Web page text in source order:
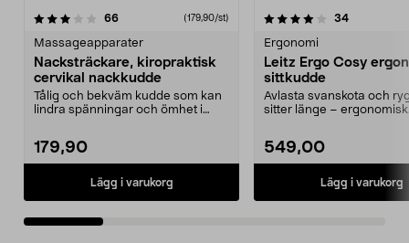
66recensioner (179,90/st)
Massageapparater
Nacksträckare, kiropraktisk
cervikal nackkudde
Tålig och bekväm kudde som kan
lindra spänningar och ömhet i
179,90
Lägg i varukorg
4.0 av 5 stjärnor 34recensioner
Ergonomi
Leitz Ergo Cosy
sittkudde
Avlasta svanskota och
sitter länge – ergonomisk
549,00
Lägg i varukorg
4.5 av 5 stjärnor